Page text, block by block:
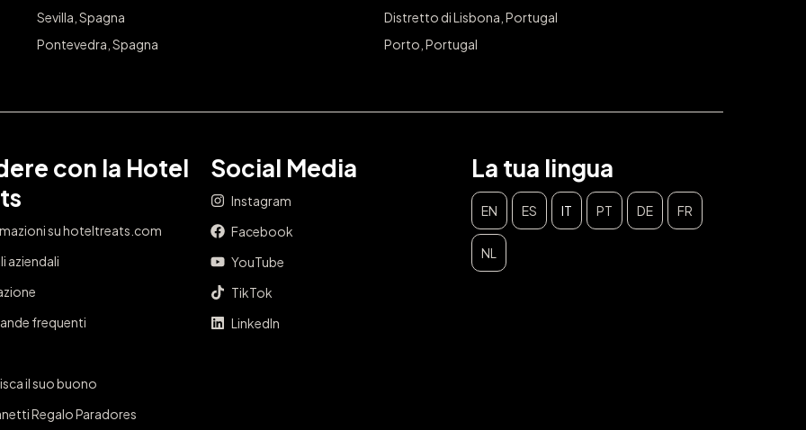
Sevilla, Spagna
Pontevedra, Spagna
Distretto di Lisbona, Portugal
Porto, Portugal
con la Hotel
su hoteltreats.com
aziendali
frequenti
il suo buono
Regalo Paradores
Social Media
Instagram
Facebook
YouTube
TikTok
LinkedIn
La tua lingua
EN ES IT PT DE FR
NL